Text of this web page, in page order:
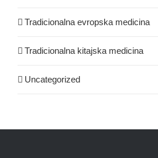
Tradicionalna evropska medicina
Tradicionalna kitajska medicina
Uncategorized